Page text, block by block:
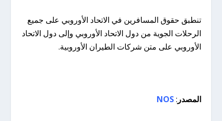
تنطبق حقوق المسافرين في الاتحاد الأوروبي على جميع
الرحلات الجوية من دول الاتحاد الأوروبي وإلى دول الاتحاد
الأوروبي على متن شركات الطيران الأوروبية.
المصدر :
NOS